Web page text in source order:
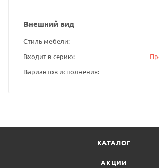
Внешний вид
Стиль мебели
Входит в серию
Вариантов исполнения
КАТАЛОГ
АКЦИИ